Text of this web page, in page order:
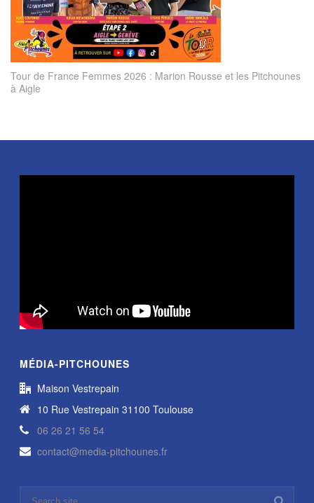
Tour de France Femmes 2026 : Marion Rousse et les Pitchounes
à Aigle
MÉDIA-PITCHOUNES
Maison Vestrepain
10 Rue Vestrepain 31100 Toulouse
06 26 21 56 54
contact@media-pitchounes.fr